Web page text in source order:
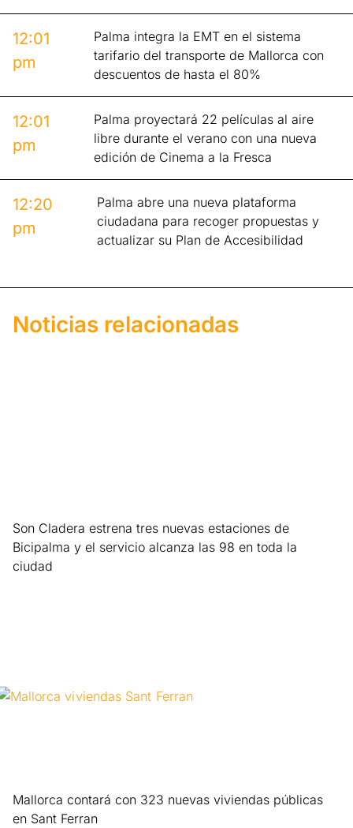
12:01
pm
Palma integra la EMT en el sistema
tarifario del transporte de Mallorca con
descuentos de hasta el 80%
12:01
pm
Palma proyectará 22 películas al aire
libre durante el verano con una nueva
edición de Cinema a la Fresca
12:20
pm
Palma abre una nueva plataforma
ciudadana para recoger propuestas y
actualizar su Plan de Accesibilidad
Noticias relacionadas
Son Cladera estrena tres nuevas estaciones de
Bicipalma y el servicio alcanza las 98 en toda la
ciudad
Mallorca contará con 323 nuevas viviendas públicas
en Sant Ferran